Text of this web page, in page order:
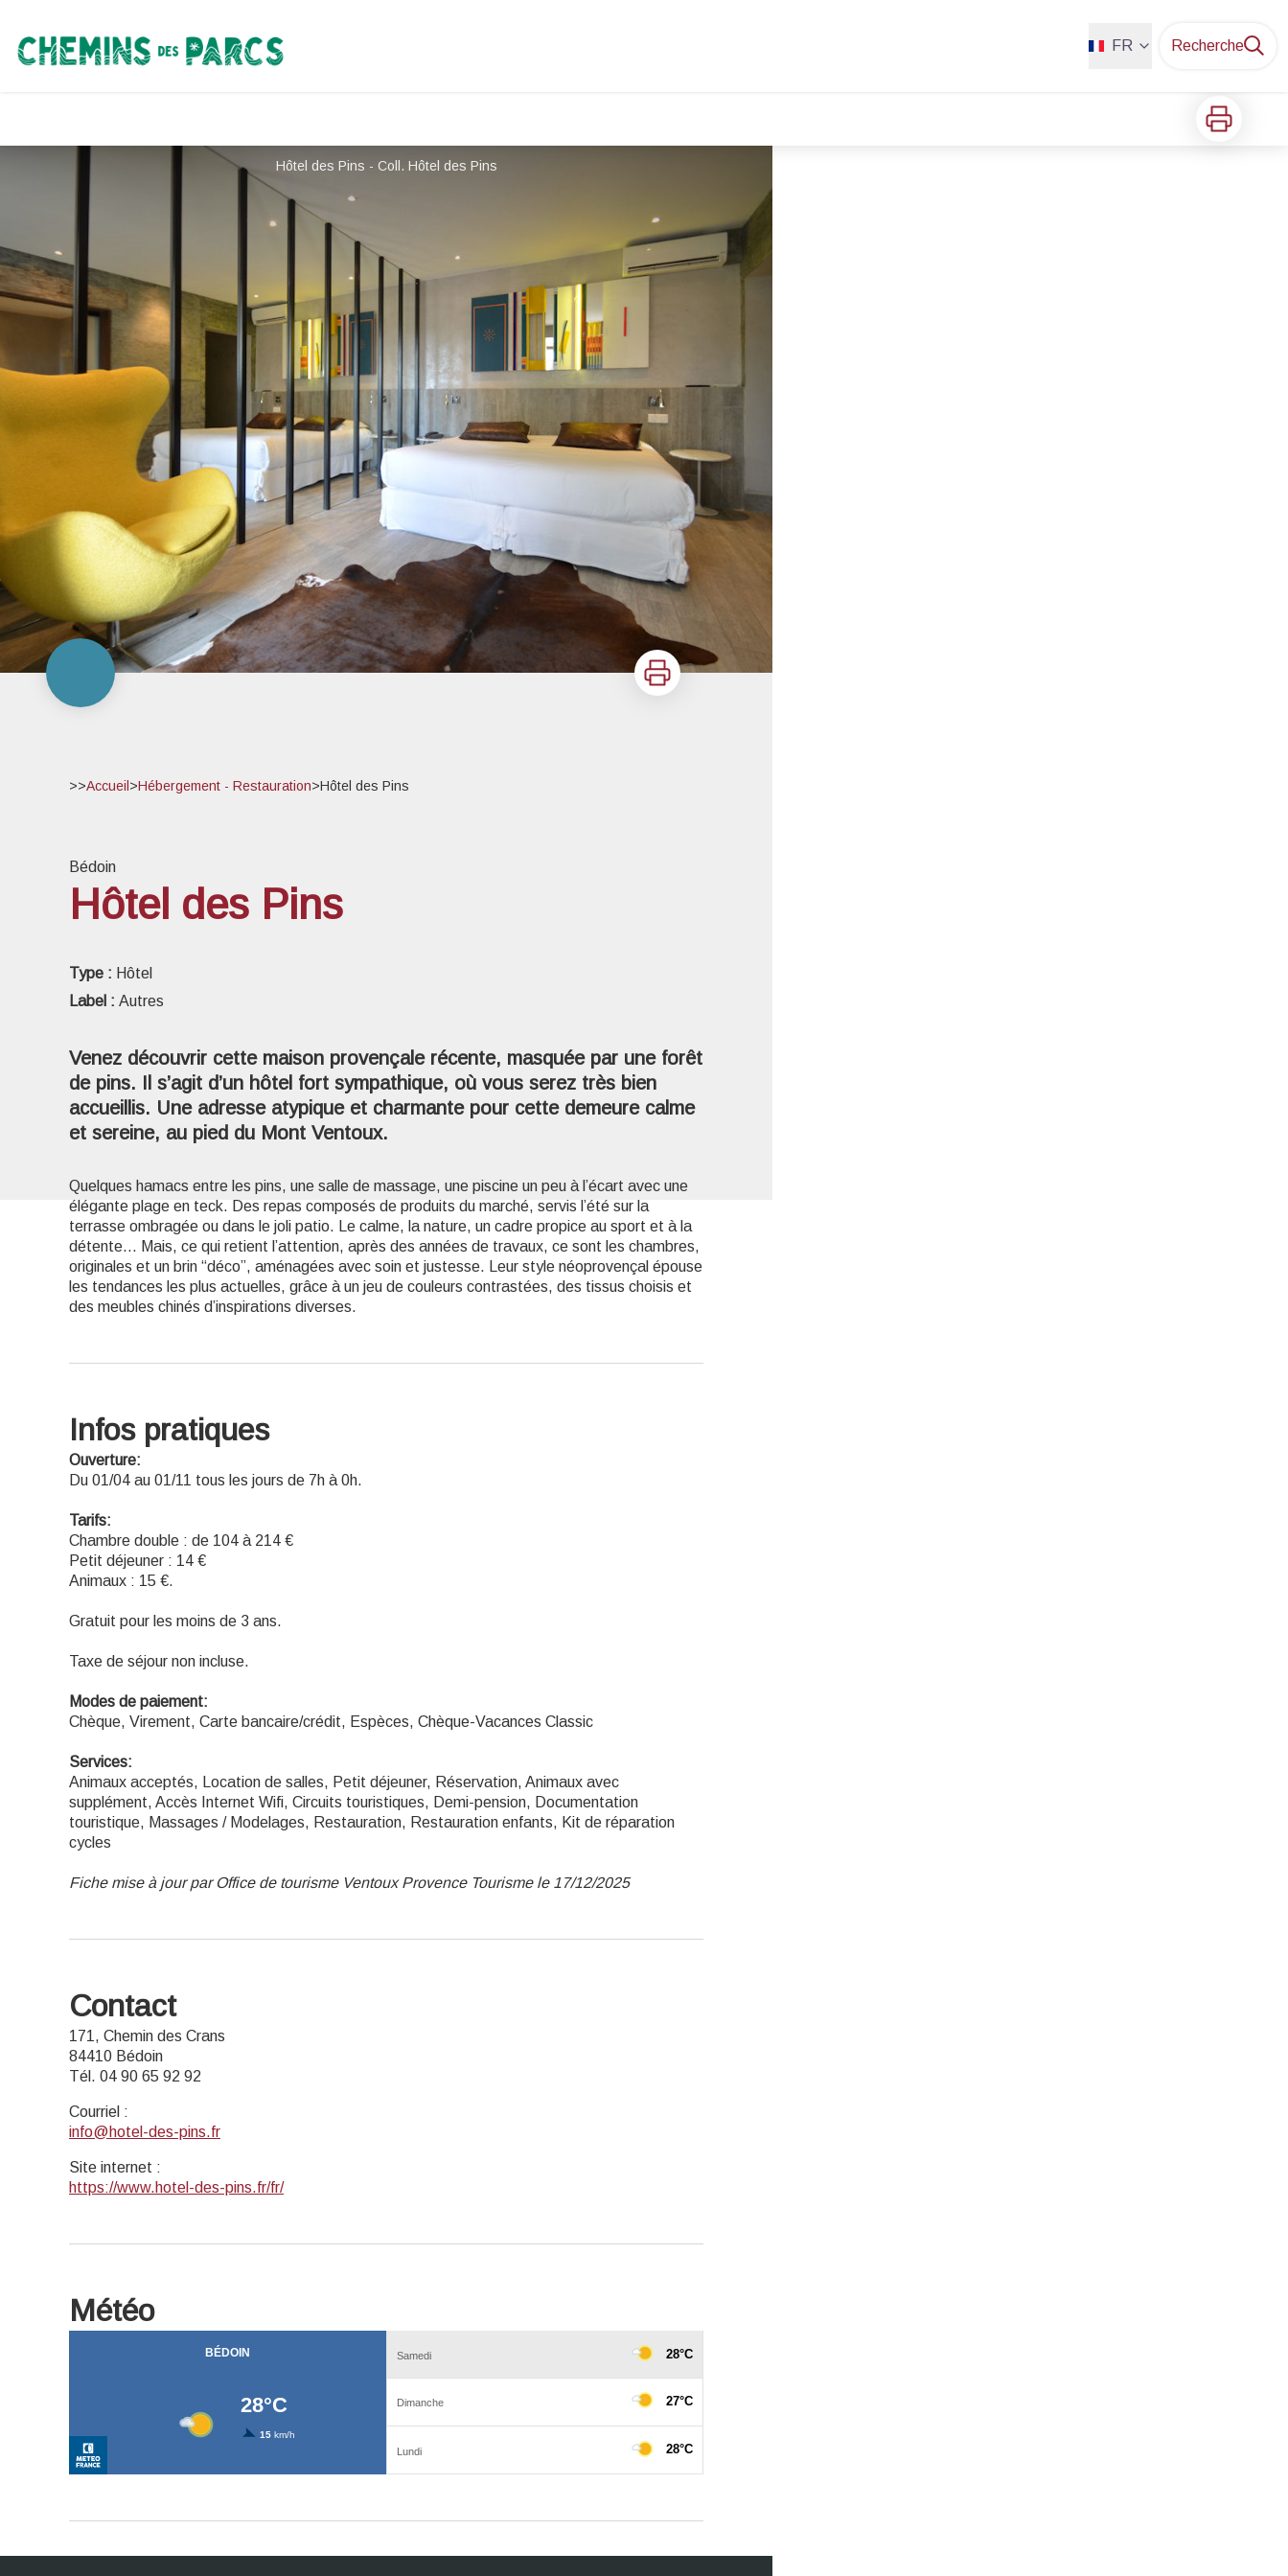
Chemins des Parcs FR Recherche
Imprimer
Hôtel des Pins - Coll. Hôtel des Pins
Imprimer
>>Accueil >Hébergement - Restauration>Hôtel des Pins
Bédoin
Hôtel des Pins
Type : Hôtel
Label : Autres
Venez découvrir cette maison provençale récente, masquée par une forêt
de pins. Il s’agit d’un hôtel fort sympathique, où vous serez très bien
accueillis. Une adresse atypique et charmante pour cette demeure calme
et sereine, au pied du Mont Ventoux.
Quelques hamacs entre les pins, une salle de massage, une piscine un peu à l’écart avec une
élégante plage en teck. Des repas composés de produits du marché, servis l’été sur la
terrasse ombragée ou dans le joli patio. Le calme, la nature, un cadre propice au sport et à la
détente… Mais, ce qui retient l’attention, après des années de travaux, ce sont les chambres,
originales et un brin “déco”, aménagées avec soin et justesse. Leur style néoprovençal épouse
les tendances les plus actuelles, grâce à un jeu de couleurs contrastées, des tissus choisis et
des meubles chinés d’inspirations diverses.
Infos pratiques
Ouverture:
Du 01/04 au 01/11 tous les jours de 7h à 0h.
Tarifs:
Chambre double : de 104 à 214 €
Petit déjeuner : 14 €
Animaux : 15 €.
Gratuit pour les moins de 3 ans.
Taxe de séjour non incluse.
Modes de paiement:
Chèque, Virement, Carte bancaire/crédit, Espèces, Chèque-Vacances Classic
Services:
Animaux acceptés, Location de salles, Petit déjeuner, Réservation, Animaux avec
supplément, Accès Internet Wifi, Circuits touristiques, Demi-pension, Documentation
touristique, Massages / Modelages, Restauration, Restauration enfants, Kit de réparation
cycles
Fiche mise à jour par Office de tourisme Ventoux Provence Tourisme le 17/12/2025
Contact
171, Chemin des Crans
84410 Bédoin
Tél. 04 90 65 92 92
Courriel :
info@hotel-des-pins.fr
Site internet :
https://www.hotel-des-pins.fr/fr/
Météo